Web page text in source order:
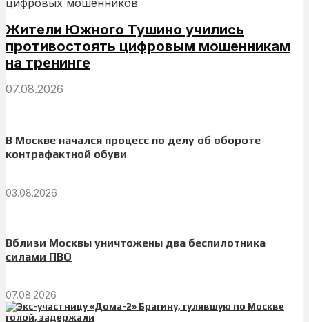
Жители Южного Тушино учились
противостоять цифровым мошенникам
на тренинге
07.08.2026
В Москве начался процесс по делу об обороте
контрафактной обуви
03.08.2026
Вблизи Москвы уничтожены два беспилотника
силами ПВО
07.08.2026